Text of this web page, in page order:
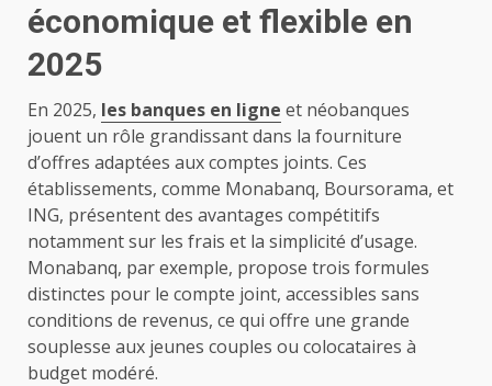
économique et flexible en
2025
En 2025, les banques en ligne et néobanques
jouent un rôle grandissant dans la fourniture
d’offres adaptées aux comptes joints. Ces
établissements, comme Monabanq, Boursorama, et
ING, présentent des avantages compétitifs
notamment sur les frais et la simplicité d’usage.
Monabanq, par exemple, propose trois formules
distinctes pour le compte joint, accessibles sans
conditions de revenus, ce qui offre une grande
souplesse aux jeunes couples ou colocataires à
budget modéré.